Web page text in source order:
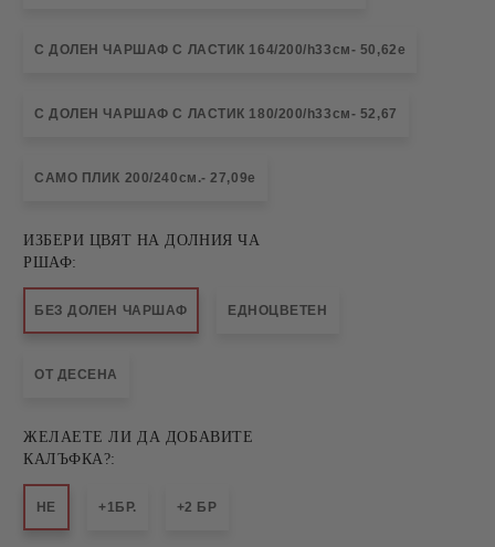
С ДОЛЕН ЧАРШАФ С ЛАСТИК 164/200/h33см- 50,62е
С ДОЛЕН ЧАРШАФ С ЛАСТИК 180/200/h33см- 52,67
САМО ПЛИК 200/240см.- 27,09е
ИЗБЕРИ ЦВЯТ НА ДОЛНИЯ ЧА
РШАФ:
БЕЗ ДОЛЕН ЧАРШАФ ЕДНОЦВЕТЕН
ОТ ДЕСЕНА
ЖЕЛАЕТЕ ЛИ ДА ДОБАВИТЕ
КАЛЪФКА?:
НЕ +1БР. +2 БР